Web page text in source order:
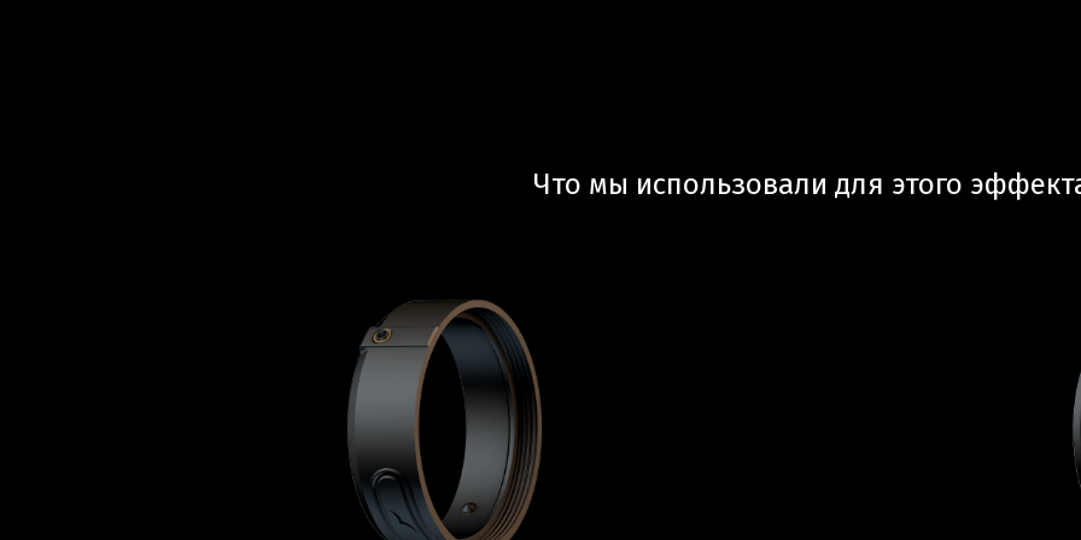
Что мы использовали для этого